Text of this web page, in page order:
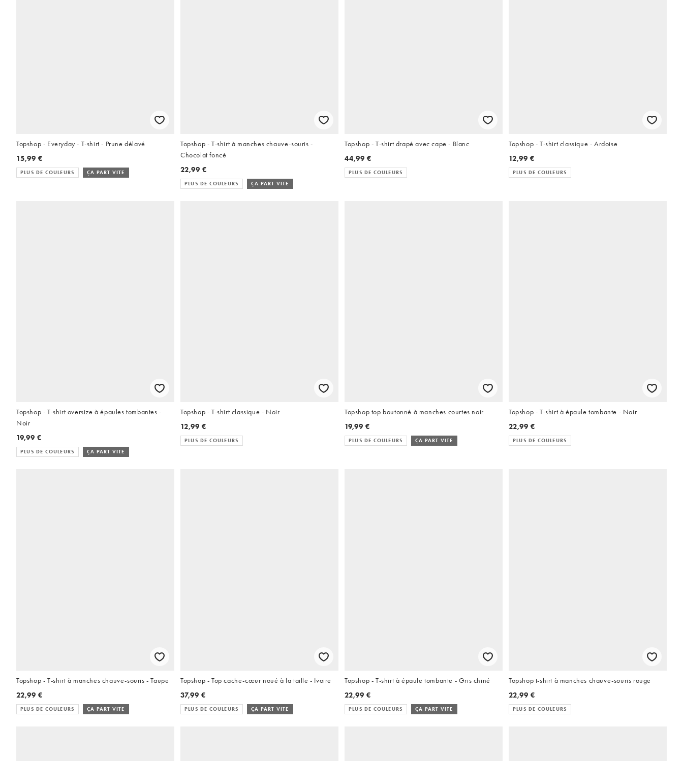
Topshop - Everyday - T-shirt - Prune délavé
15,99 €
PLUS DE COULEURS ÇA PART VITE
Topshop - T-shirt à manches chauve-souris -
Chocolat foncé
22,99 €
PLUS DE COULEURS ÇA PART VITE
Topshop - T-shirt drapé avec cape - Blanc
44,99 €
PLUS DE COULEURS
Topshop - T-shirt classique - Ardoise
12,99 €
PLUS DE COULEURS
Topshop - T-shirt oversize à épaules tombantes -
Noir
19,99 €
PLUS DE COULEURS ÇA PART VITE
Topshop - T-shirt classique - Noir
12,99 €
PLUS DE COULEURS
Topshop top boutonné à manches courtes noir
19,99 €
PLUS DE COULEURS ÇA PART VITE
Topshop - T-shirt à épaule tombante - Noir
22,99 €
PLUS DE COULEURS
Topshop - T-shirt à manches chauve-souris - Taupe
22,99 €
PLUS DE COULEURS ÇA PART VITE
Topshop - Top cache-cœur noué à la taille - Ivoire
37,99 €
PLUS DE COULEURS ÇA PART VITE
Topshop - T-shirt à épaule tombante - Gris chiné
22,99 €
PLUS DE COULEURS ÇA PART VITE
Topshop t-shirt à manches chauve-souris rouge
22,99 €
PLUS DE COULEURS